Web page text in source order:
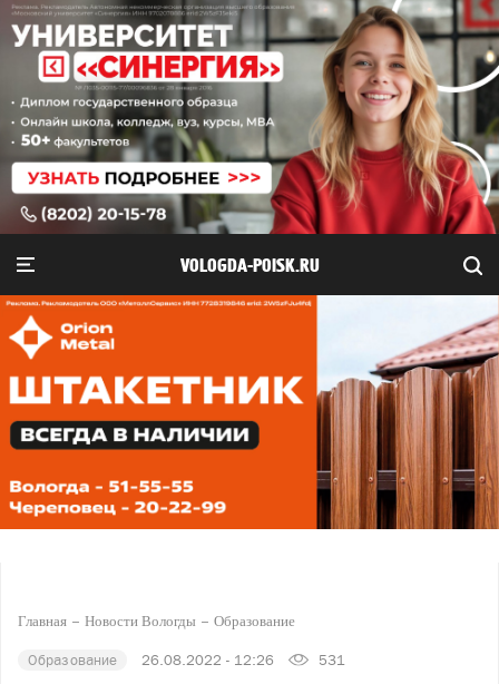
VOLOGDA-POISK.RU
Главная Новости Вологды Образование
Образование 26.08.2022 - 12:26 531